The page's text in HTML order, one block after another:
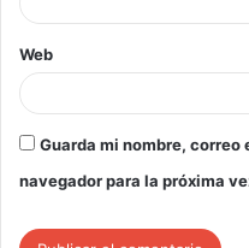
Web
Guarda mi nombre,
navegador para la próxima